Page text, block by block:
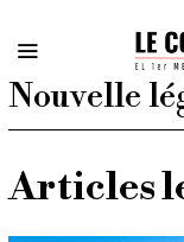
Nouvelle
Articles